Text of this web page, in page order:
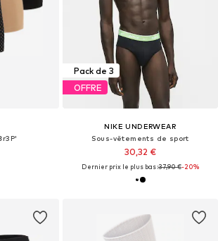
Pack de 3
OFFRE
NIKE UNDERWEAR
Sous-vêtements de sport
30,32 €
Dernier prix le plus bas :37,90 €-20%